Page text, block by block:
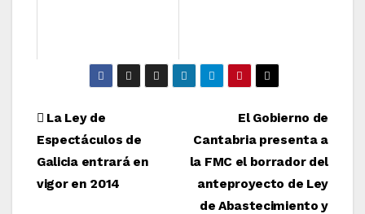
Navegación
de
entradas
El Gobierno de
Cantabria presenta a
la FMC el borrador del
anteproyecto de Ley
de Abastecimiento y
La Ley de
Espectáculos de
Galicia entrará en
vigor en 2014